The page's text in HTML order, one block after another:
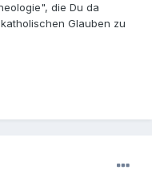
die Du da
Glauben zu